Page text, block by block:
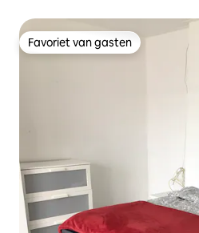
Favoriet van gasten
Favoriet van gasten